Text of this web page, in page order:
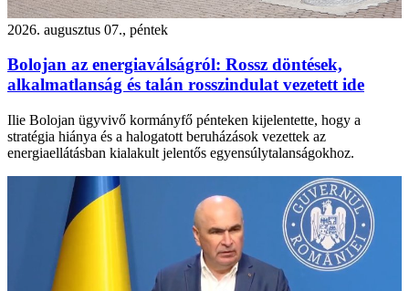
2026. augusztus 07., péntek
Bolojan az energiaválságról: Rossz döntések,
alkalmatlanság és talán rosszindulat vezetett ide
Ilie Bolojan ügyvivő kormányfő pénteken kijelentette, hogy a
stratégia hiánya és a halogatott beruházások vezettek az
energiaellátásban kialakult jelentős egyensúlytalanságokhoz.